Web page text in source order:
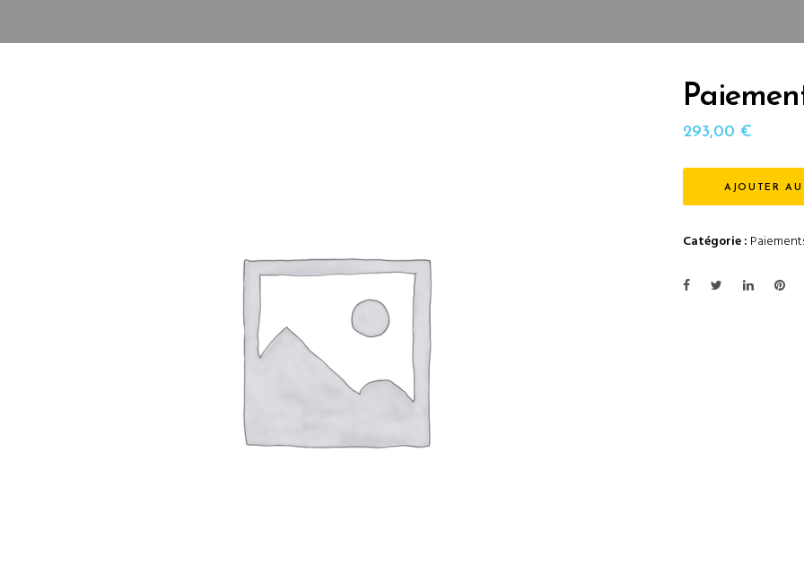
293,00 €
AJOUTER AU
Catégorie :